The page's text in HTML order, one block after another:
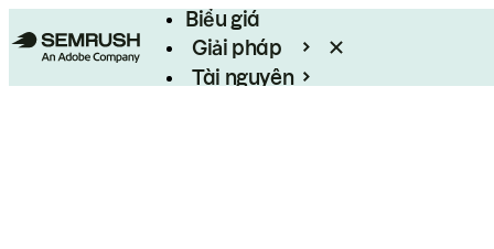
Biểu giá
Giải pháp
Tài nguyên